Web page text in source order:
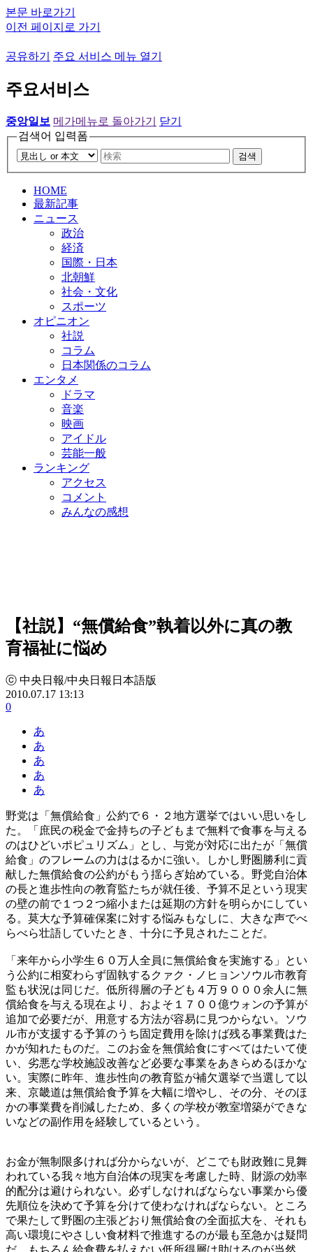
본문 바로가기
이전 페이지로 가기
공유하기 주요 서비스 메뉴 열기
주요서비스
중앙일보 메가메뉴로 돌아가기
닫기
검색어 입력폼
검색
HOME
最新記事
ニュース
政治
経済
国際・日本
北朝鮮
社会・文化
スポーツ
オピニオン
社説
コラム
日本関係のコラム
エンタメ
ドラマ
音楽
映画
アイドル
芸能一般
ランキング
アクセス
コメント
みんなの感想
【社説】“無償給食”執着以外に真の教
育福祉に悩め
ⓒ 中央日報/中央日報日本語版
2010.07.17 13:13
0
あ
あ
あ
あ
あ
野党は「無償給食」公約で６・２地方選挙ではいい思いをし
た。「庶民の税金で金持ちの子どもまで無料で食事を与える
のはひどいポピュリズム」とし、与党が対応に出たが「無償
給食」のフレームの力ははるかに強い。しかし野圏勝利に貢
献した無償給食の公約がもう揺らぎ始めている。野党自治体
の長と進歩性向の教育監たちが就任後、予算不足という現実
の壁の前で１つ２つ縮小または延期の方針を明らかにしてい
る。莫大な予算確保案に対する悩みもなしに、大きな声でべ
らべら壮語していたとき、十分に予見されたことだ。
「来年から小学生６０万人全員に無償給食を実施する」とい
う公約に相変わらず固執するクァク・ノヒョンソウル市教育
監も状況は同じだ。低所得層の子ども４万９０００余人に無
償給食を与える現在より、およそ１７００億ウォンの予算が
追加で必要だが、用意する方法が容易に見つからない。ソウ
ル市が支援する予算のうち固定費用を除けば残る事業費はた
かが知れたものだ。このお金を無償給食にすべてはたいて使
い、劣悪な学校施設改善など必要な事業をあきらめるほかな
い。実際に昨年、進歩性向の教育監が補欠選挙で当選して以
来、京畿道は無償給食予算を大幅に増やし、その分、そのほ
かの事業費を削減したため、多くの学校が教室増築ができな
いなどの副作用を経験しているという。
お金が無制限多ければ分からないが、どこでも財政難に見舞
われている我々地方自治体の現実を考慮した時、財源の効率
的配分は避けられない。必ずしなければならない事業から優
先順位を決めて予算を分けて使わなければならない。ところ
で果たして野圏の主張どおり無償給食の全面拡大を、それも
高い環境にやさしい食材料で推進するのが最も至急かは疑問
だ。もちろん給食費を払えない低所得層は助けるのが当然